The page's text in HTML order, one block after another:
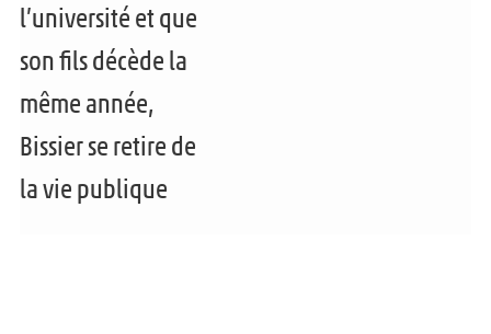
l’université et que
son fils décède la
même année,
Bissier se retire de
la vie publique